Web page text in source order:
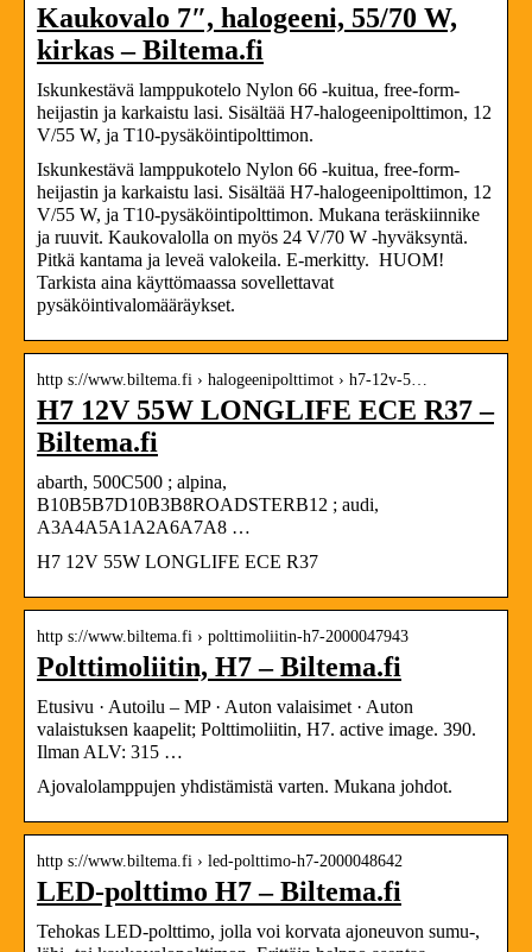
Kaukovalo 7″, halogeeni, 55/70 W,
kirkas – Biltema.fi
Iskunkestävä lamppukotelo Nylon 66 -kuitua, free-form-
heijastin ja karkaistu lasi. Sisältää H7-halogeenipolttimon, 12
V/55 W, ja T10-pysäköintipolttimon.
Iskunkestävä lamppukotelo Nylon 66 -kuitua, free-form-
heijastin ja karkaistu lasi. Sisältää H7-halogeenipolttimon, 12
V/55 W, ja T10-pysäköintipolttimon. Mukana teräskiinnike
ja ruuvit. Kaukovalolla on myös 24 V/70 W -hyväksyntä.
Pitkä kantama ja leveä valokeila. E-merkitty. HUOM!
Tarkista aina käyttömaassa sovellettavat
pysäköintivalomääräykset.
http s://www.biltema.fi › halogeenipolttimot › h7-12v-5…
H7 12V 55W LONGLIFE ECE R37 –
Biltema.fi
abarth, 500C500 ; alpina,
B10B5B7D10B3B8ROADSTERB12 ; audi,
A3A4A5A1A2A6A7A8 …
H7 12V 55W LONGLIFE ECE R37
http s://www.biltema.fi › polttimoliitin-h7-2000047943
Polttimoliitin, H7 – Biltema.fi
Etusivu · Autoilu – MP · Auton valaisimet · Auton
valaistuksen kaapelit; Polttimoliitin, H7. active image. 390.
Ilman ALV: 315 …
Ajovalolamppujen yhdistämistä varten. Mukana johdot.
http s://www.biltema.fi › led-polttimo-h7-2000048642
LED-polttimo H7 – Biltema.fi
Tehokas LED-polttimo, jolla voi korvata ajoneuvon sumu-,